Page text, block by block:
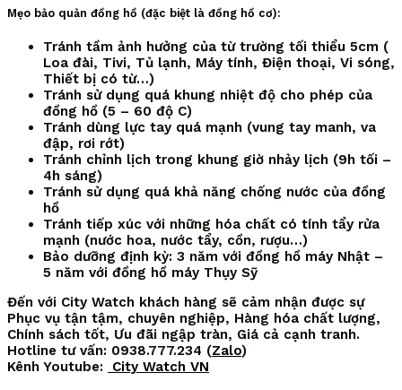
Mẹo bảo quản đồng hồ (đặc biệt là đồng hồ cơ):
Tránh tầm ảnh hưởng của từ trường tối thiểu 5cm (
Loa đài, Tivi, Tủ lạnh, Máy tính, Điện thoại, Vi sóng,
Thiết bị có từ…)
Tránh sử dụng quá khung nhiệt độ cho phép của
đồng hồ (5 – 60 độ C)
Tránh dùng lực tay quá mạnh (vung tay manh, va
đập, rơi rớt)
Tránh chỉnh lịch trong khung giờ nhảy lịch (9h tối –
4h sáng)
Tránh sử dụng quá khả năng chống nước của đồng
hồ
Tránh tiếp xúc với những hóa chất có tính tẩy rửa
mạnh (nước hoa, nước tẩy, cồn, rượu…)
Bảo dưỡng định kỳ: 3 năm với đồng hồ máy Nhật –
5 năm với đồng hồ máy Thụy Sỹ
Đến với City Watch khách hàng sẽ cảm nhận được sự
Phục vụ tận tậm, chuyên nghiệp, Hàng hóa chất lượng,
Chính sách tốt, Ưu đãi ngập tràn, Giá cả cạnh tranh.
Hotline tư vấn: 0938.777.234 (Zalo)
Kênh Youtube:
City Watch VN